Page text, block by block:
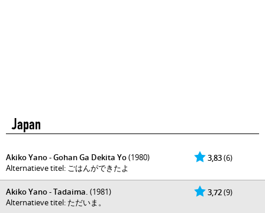
Japan
3,83(6)
Akiko Yano - Gohan Ga Dekita Yo(1980)
Alternatieve titel: ごはんができたよ
3,72(9)
Akiko Yano - Tadaima. (1981)
Alternatieve titel: ただいま。